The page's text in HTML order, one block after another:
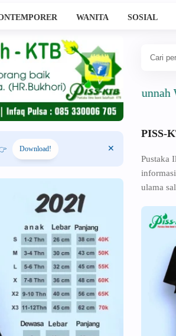
WANITA SOSIAL
Download!
Ahlussunnah Wal
PISS-
Pustaka
ulama